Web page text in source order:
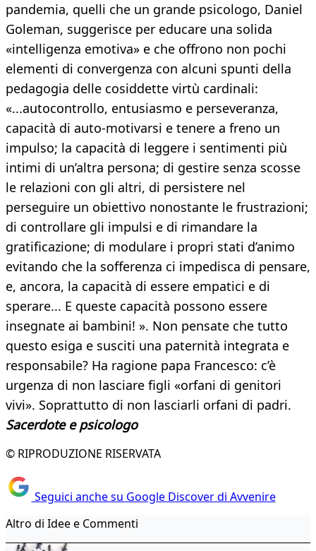
pandemia, quelli che un grande psicologo, Daniel
Goleman, suggerisce per educare una solida
«intelligenza emotiva» e che offrono non pochi
elementi di convergenza con alcuni spunti della
pedagogia delle cosiddette virtù cardinali:
«...autocontrollo, entusiasmo e perseveranza,
capacità di auto-motivarsi e tenere a freno un
impulso; la capacità di leggere i sentimenti più
intimi di un’altra persona; di gestire senza scosse
le relazioni con gli altri, di persistere nel
perseguire un obiettivo nonostante le frustrazioni;
di controllare gli impulsi e di rimandare la
gratificazione; di modulare i propri stati d’animo
evitando che la sofferenza ci impedisca di pensare,
e, ancora, la capacità di essere empatici e di
sperare... E queste capacità possono essere
insegnate ai bambini! ». Non pensate che tutto
questo esiga e susciti una paternità integrata e
responsabile? Ha ragione papa Francesco: c’è
urgenza di non lasciare figli «orfani di genitori
vivi». Soprattutto di non lasciarli orfani di padri.
Sacerdote e psicologo
© RIPRODUZIONE RISERVATA
Seguici anche su Google Discover di Avvenire
Altro di Idee e Commenti